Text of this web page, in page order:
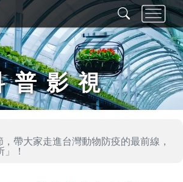
普影視
帶大家走進台灣動物防疫的最前線，
！